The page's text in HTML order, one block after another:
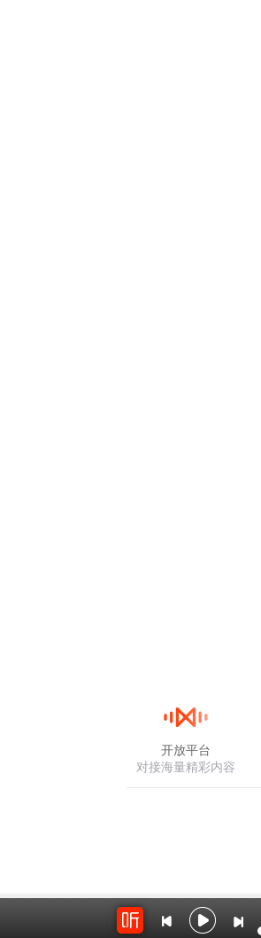
开放平台
对接海量精彩内容